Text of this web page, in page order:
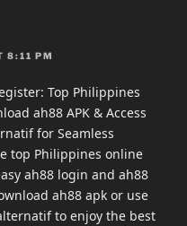
8:11 PM
Top Philippines
ah88 APK & Access
for Seamless
top Philippines online
ah88 login and ah88
ah88 apk or use
to enjoy the best